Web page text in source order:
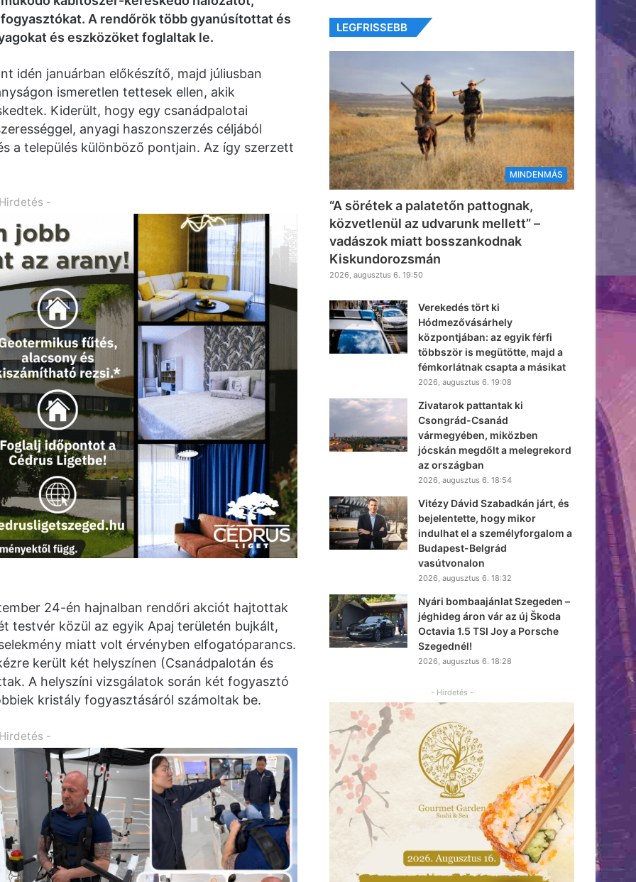
A rendőrök több gyanúsítottat és
és eszközöket foglaltak le.
idén januárban előkészítő, majd júliusban
ismeretlen tettesek ellen, akik
Kiderült, hogy egy csanádpalotai
anyagi haszonszerzés céljából
a település különböző pontjain. Az így szerzett
-
24-én hajnalban rendőri akciót hajtottak
testvér közül az egyik Apaj területén bujkált,
miatt volt érvényben elfogatóparancs.
került két helyszínen (Csanádpalotán és
A helyszíni vizsgálatok során két fogyasztó
kristály fogyasztásáról számoltak be.
-
LEGFRISSEBB
MINDENMÁS
“A sörétek a palatetőn pattognak,
közvetlenül az udvarunk mellett” –
vadászok miatt bosszankodnak
Kiskundorozsmán
2026, augusztus 6. 19:50
Verekedés tört ki
Hódmezővásárhely
központjában: az egyik férfi
többször is megütötte, majd a
fémkorlátnak csapta a másikat
2026, augusztus 6. 19:08
Zivatarok pattantak ki
Csongrád-Csanád
vármegyében, miközben
jócskán megdőlt a melegrekord
az országban
2026, augusztus 6. 18:54
Vitézy Dávid Szabadkán járt, és
bejelentette, hogy mikor
indulhat el a személyforgalom a
Budapest-Belgrád
vasútvonalon
2026, augusztus 6. 18:32
Nyári bombaajánlat Szegeden –
jéghideg áron vár az új Škoda
Octavia 1.5 TSI Joy a Porsche
Szegednél!
2026, augusztus 6. 18:28
- Hirdetés -